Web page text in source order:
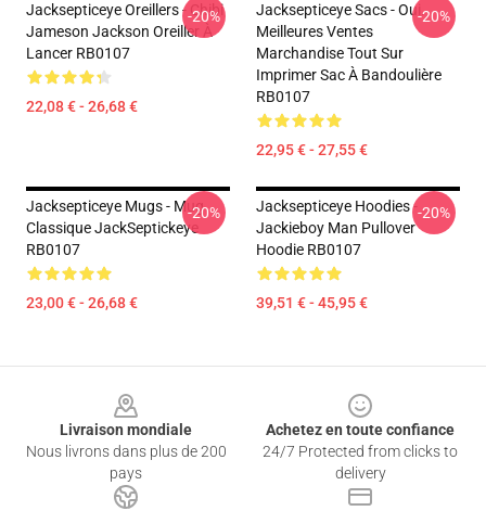
Jacksepticeye Oreillers - Chibi
Jameson Jackson Oreiller À
Lancer RB0107
22,08 € - 26,68 €
-20%
Jacksepticeye Sacs - Oui.
Meilleures Ventes
Marchandise Tout Sur
Imprimer Sac À Bandoulière
RB0107
22,95 € - 27,55 €
-20%
Jacksepticeye Mugs - Mug
Classique JackSeptickeye
RB0107
23,00 € - 26,68 €
-20%
Jacksepticeye Hoodies -
Jackieboy Man Pullover
Hoodie RB0107
39,51 € - 45,95 €
-20%
Livraison mondiale
Nous livrons dans plus de 200
pays
Achetez en toute confiance
24/7 Protected from clicks to
delivery